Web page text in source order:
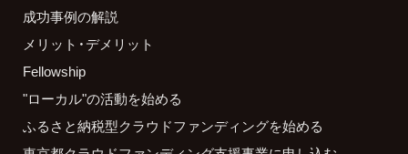
成功事例の解説
メリット・デメリット
Fellowship
"ローカル"の活動を始める
ふるさと納税型クラウドファンディングを始める